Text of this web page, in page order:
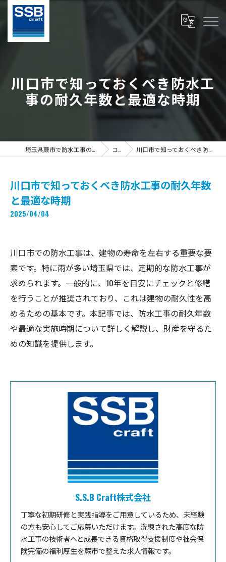
川口市で知っておくべき防水工
事の耐久年数と最適な時期
コラム 川口市で知っておくべき防水工事の耐久年数と最適な時期
川口市で知っておくべき防水工事の耐久年数
と最適な時期
2025/04/04
川口市での防水工事は、建物の寿命を左右する重要な要
素です。特に雨が多い埼玉県では、定期的な防水工事が
求められます。一般的に、10年を目安にチェックと修繕
を行うことが推奨されており、これは建物の耐久性を高
めるための基本です。本記事では、防水工事の耐久年数
や最適な実施時期について詳しく解説し、財産を守るた
めの知識を提供します。
S.S.B Craft株式会社
丁寧な初期研修と実践指導をご用意しているため、未経験
の方も安心してご応募いただけます。洗練された高度な防
水工事の技術者へと成長できる資格取得支援制度や社会保
険完備の福利厚生を蕨市で整えた求人情報です。